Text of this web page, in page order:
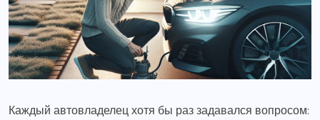
Каждый автовладелец хотя бы раз задавался вопросом: